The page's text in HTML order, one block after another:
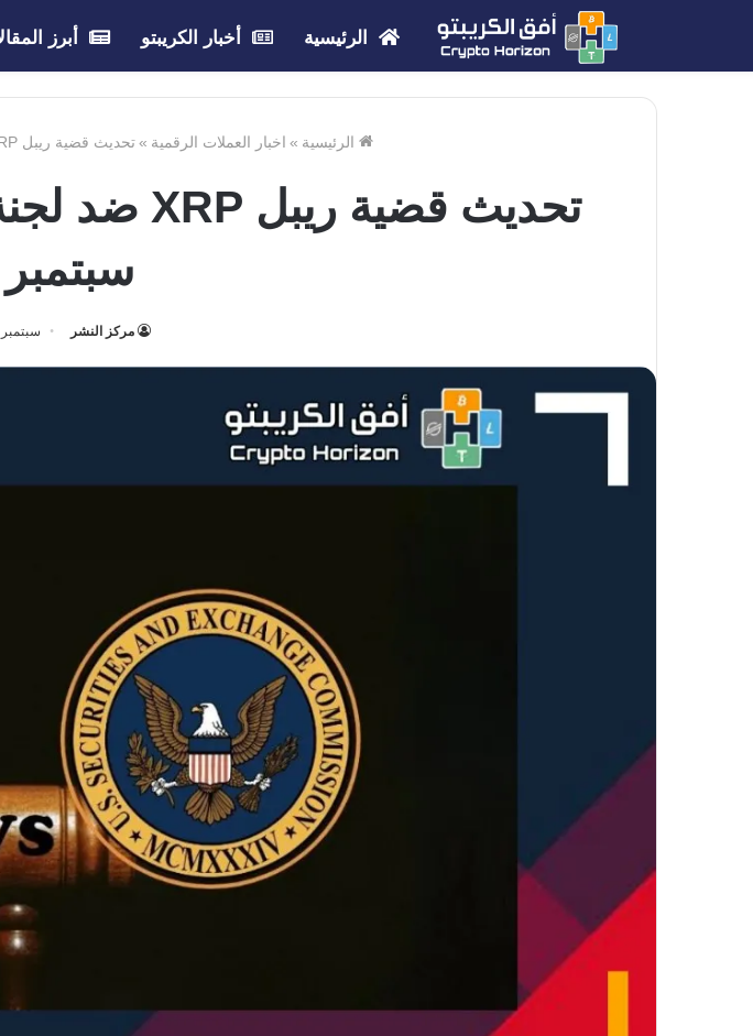
الرئيسية أخبار الكريبتو أبرز
الرئيسية » اخبار العملات الرقمية » تحديث قضية ريبل XRP ضد لجنة SEC الأمريكية اعتبارا من 29 سبتمبر 2024
سبتمبر 2024
مركز النشر سبتمبر 29, 2024